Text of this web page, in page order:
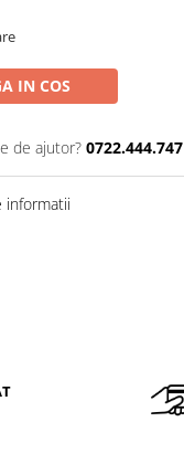
IN COS
de ajutor? 0722.444.747
informatii